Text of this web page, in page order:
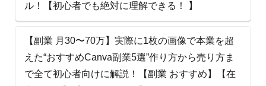
ル！【初心者でも絶対に理解できる！ 】
【副業 月30〜70万】実際に1枚の画像で本業を超
えた“おすすめCanva副業5選”作り方から売り方ま
で全て初心者向けに解説！【副業 おすすめ】【在